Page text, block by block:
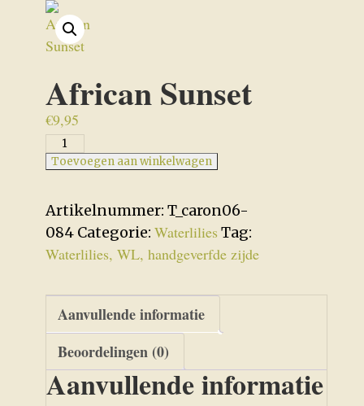
African Sunset
€9,95
African
Sunset
Toevoegen aan winkelwagen
Artikelnummer: T_caron06-
084 Categorie: Waterlilies Tag:
Waterlilies, WL, handgeverfde zijde
Aanvullende informatie
Beoordelingen (0)
Aanvullende informatie